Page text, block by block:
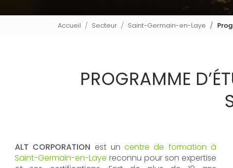
Accueil Secteur Saint-Germain-en-Laye
PROGRAMME
ALT CORPORATION est uncentre de formation à
Saint-Germain-en-Laye reconnu pour son expertise